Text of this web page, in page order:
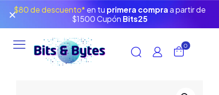
$80 de descuento*en tu primera compra a partir de
$1500 Cupón Bits25
✕
0